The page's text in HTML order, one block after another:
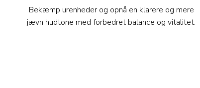
Bekæmp urenheder og opnå en klarere og mere
jævn hudtone med forbedret balance og vitalitet.